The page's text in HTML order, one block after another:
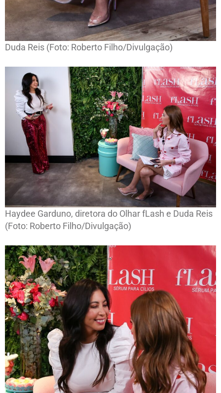
Duda Reis (Foto: Roberto Filho/Divulgação)
Haydee Garduno, diretora do Olhar fLash e Duda Reis
(Foto: Roberto Filho/Divulgação)